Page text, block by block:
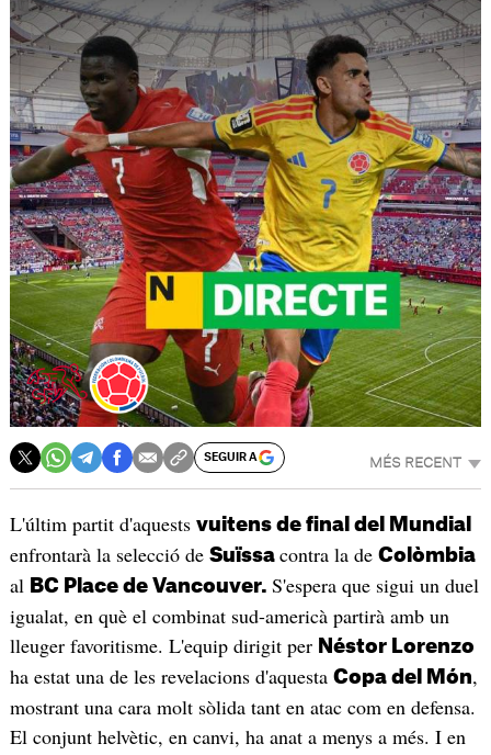
SEGUIR A MÉS RECENT
L'últim partit d'aquests vuitens de final del Mundial
enfrontarà la selecció de Suïssa contra la de Colòmbia
al BC Place de Vancouver. S'espera que sigui un duel
igualat, en què el combinat sud-americà partirà amb un
lleuger favoritisme. L'equip dirigit per Néstor Lorenzo
ha estat una de les revelacions d'aquesta Copa del Món,
mostrant una cara molt sòlida tant en atac com en defensa.
El conjunt helvètic, en canvi, ha anat a menys a més. I en